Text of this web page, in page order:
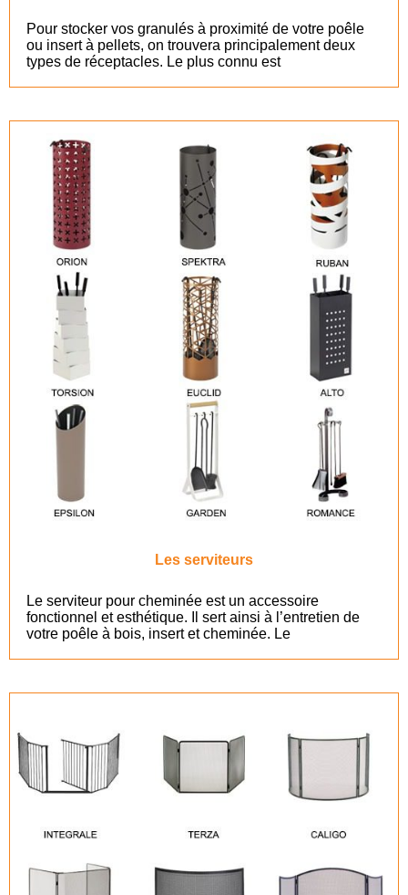
Pour stocker vos granulés à proximité de votre poêle
ou insert à pellets, on trouvera principalement deux
types de réceptacles. Le plus connu est
Les serviteurs
Le serviteur pour cheminée est un accessoire
fonctionnel et esthétique. Il sert ainsi à l’entretien de
votre poêle à bois, insert et cheminée. Le